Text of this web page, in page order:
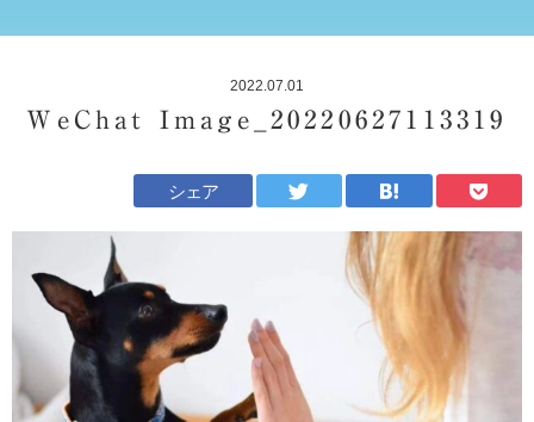
2022.07.01
WeChat Image_20220627113319
シェア